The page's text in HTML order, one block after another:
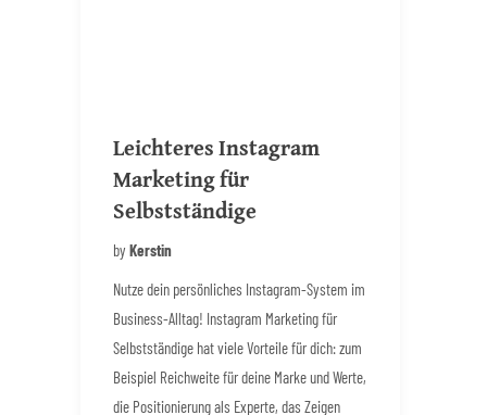
Leichteres Instagram
Marketing für
Selbstständige
by Kerstin
Nutze dein persönliches Instagram-System im
Business-Alltag! Instagram Marketing für
Selbstständige hat viele Vorteile für dich: zum
Beispiel Reichweite für deine Marke und Werte,
die Positionierung als Experte, das Zeigen